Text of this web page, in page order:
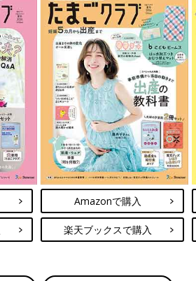
Amazonで購入
楽天ブックスで購入